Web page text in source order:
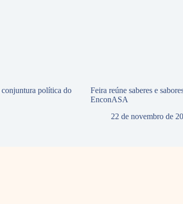
política do
Feira reúne saberes e
EnconASA
22 de novembro de